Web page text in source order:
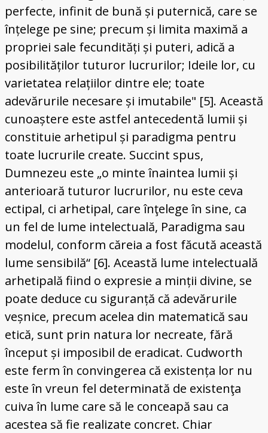
perfecte, infinit de bună și puternică, care se
înțelege pe sine; precum și limita maximă a
propriei sale fecundități și puteri, adică a
posibilităților tuturor lucrurilor; Ideile lor, cu
varietatea relațiilor dintre ele; toate
adevărurile necesare și imutabile" [5]. Această
cunoaștere este astfel antecedentă lumii și
constituie arhetipul și paradigma pentru
toate lucrurile create. Succint spus,
Dumnezeu este „o minte înaintea lumii și
anterioară tuturor lucrurilor, nu este ceva
ectipal, ci arhetipal, care înţelege în sine, ca
un fel de lume intelectuală, Paradigma sau
modelul, conform căreia a fost făcută această
lume sensibilă“ [6]. Această lume intelectuală
arhetipală fiind o expresie a minții divine, se
poate deduce cu siguranță că adevărurile
veșnice, precum acelea din matematică sau
etică, sunt prin natura lor necreate, fără
început și imposibil de eradicat. Cudworth
este ferm în convingerea că existența lor nu
este în vreun fel determinată de existenţa
cuiva în lume care să le conceapă sau ca
acestea să fie realizate concret. Chiar